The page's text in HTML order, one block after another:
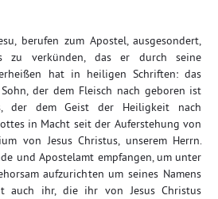
berufen zum Apostel, ausgesondert,
zu verkünden, das er durch seine
hat in heiligen Schriften: das
der dem Fleisch nach geboren ist
der dem Geist der Heiligkeit nach
in Macht seit der Auferstehung von
von Jesus Christus, unserem Herrn.
und Apostelamt empfangen, um unter
aufzurichten um seines Namens
auch ihr, die ihr von Jesus Christus